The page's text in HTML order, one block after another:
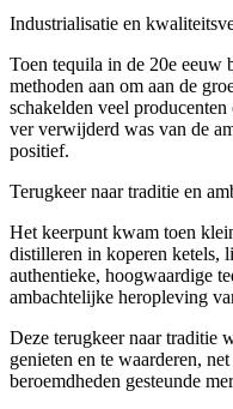
Industrialisatie en
Toen tequila in de 20e eeuw
methoden aan om aan de
schakelden veel
ver verwijderd was van de
positief.
Terugkeer naar traditie en
Het keerpunt kwam toen
distilleren in koperen ketels,
authentieke, hoogwaardige
ambachtelijke heropleving
Deze terugkeer naar traditie
genieten en te waarderen,
beroemdheden gesteunde